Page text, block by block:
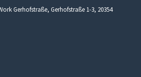
Gerhofstraße, Gerhofstraße 1-3, 20354